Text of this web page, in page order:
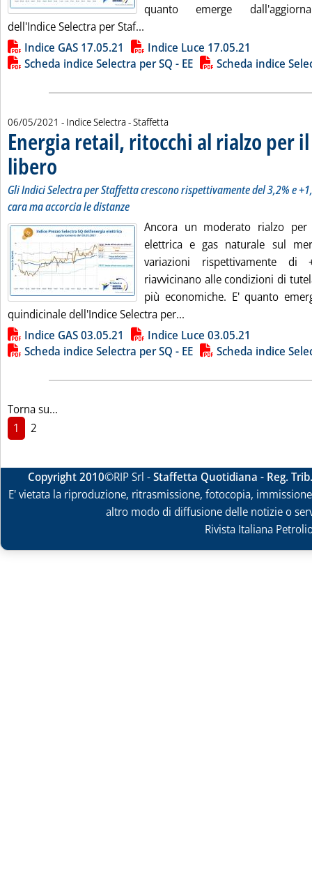
quanto emerge
dell'Indice Selectra per Staf...
Lista allegati PDF alla notizia
Indice GAS 17.05.21
Indice Luce 17.05.21
Scheda indice Selectra per SQ - EE
Scheda indice
06/05/2021 - Indice Selectra - Staffetta
Energia retail, ritocchi al rialzo per
libero . Sottotitolo: Gli Indici Selectra per Staffetta crescono rispettivamente del
Gli Indici Selectra per Staffetta crescono rispettivamente del 3,2% e
cara ma accorcia le distanze
Ancora un moderato rialzo
elettrica e gas naturale sul
variazioni rispettivamente
riavvicinano alle condizioni di
più economiche. E' quanto
quindicinale dell'Indice Selectra per...
Lista allegati PDF alla notizia
Indice GAS 03.05.21
Indice Luce 03.05.21
Scheda indice Selectra per SQ - EE
Scheda indice
Torna su...
1
2
Copyright 2010©RIP Srl -Staffetta Quotidiana - Reg.
E' vietata la riproduzione, ritrasmissione, fotocopia,
altro modo di diffusione delle notizie o
Rivista Italiana